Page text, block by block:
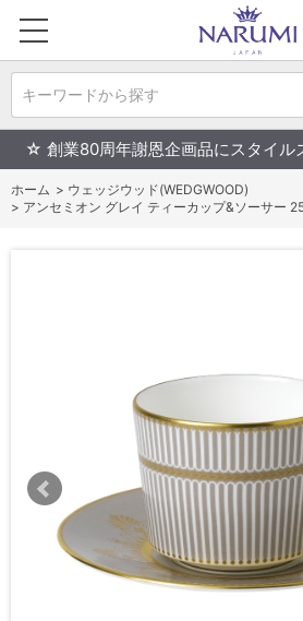
キーワードから探す
☆ 創業80周年謝恩企画品にスタイ
ホーム > ウェッジウッド(WEDGWOOD)
> アンセミオン グレイ ティーカップ&ソーサー